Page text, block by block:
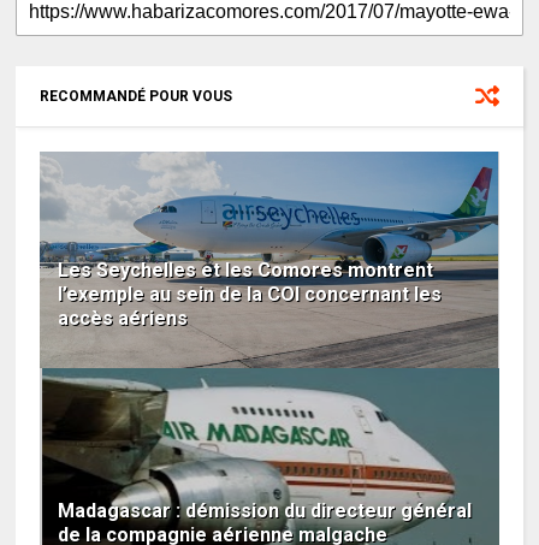
RECOMMANDÉ POUR VOUS
Les Seychelles et les Comores montrent
l’exemple au sein de la COI concernant les
accès aériens
Madagascar : démission du directeur général
de la compagnie aérienne malgache